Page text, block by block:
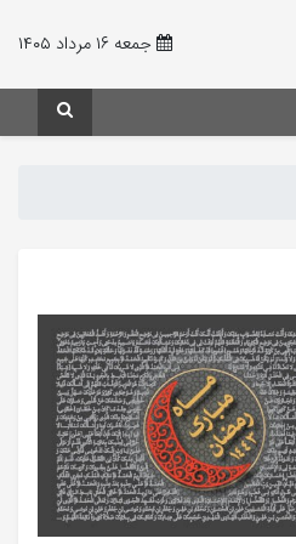
جمعه ۱۶ مرداد ۱۴۰۵